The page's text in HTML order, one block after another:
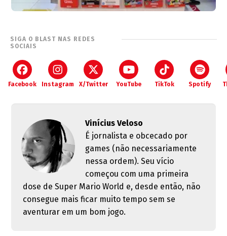
SIGA O BLAST NAS REDES
SOCIAIS
Facebook Instagram X/Twitter YouTube TikTok Spotify
Vinícius Veloso
É jornalista e obcecado por
games (não necessariamente
nessa ordem). Seu vício
começou com uma primeira
dose de Super Mario World e, desde então, não
consegue mais ficar muito tempo sem se
aventurar em um bom jogo.